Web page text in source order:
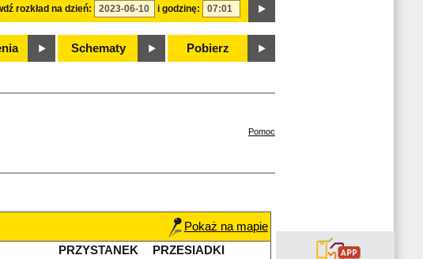
rozkład na dzień: i godzinę:
Schematy Pobierz
Pomoc
Pokaż na mapie
PRZYSTANEK
PRZESIADKI